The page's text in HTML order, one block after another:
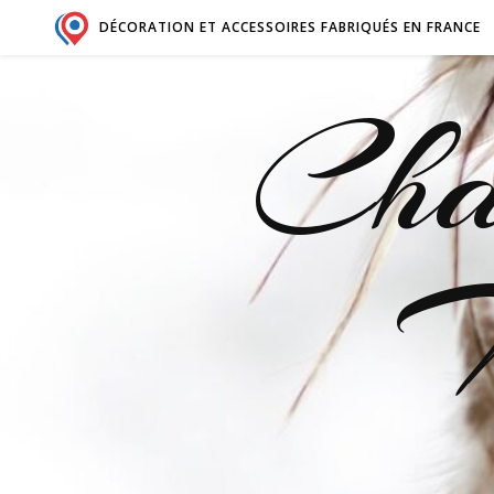
DÉCORATION ET ACCESSOIRES FABRIQUÉS EN FRANCE